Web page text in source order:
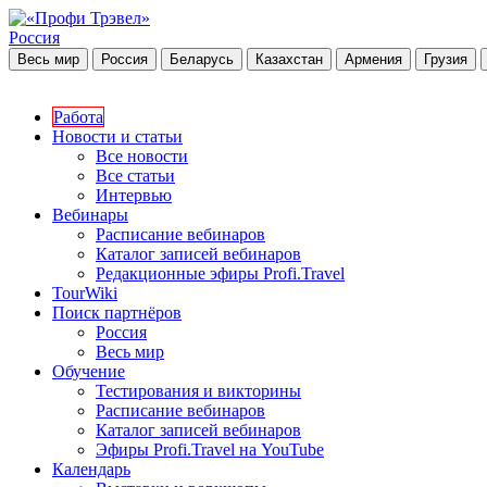
Россия
Весь мир Россия Беларусь Казахстан Армения Грузия
Работа
Новости и статьи
Все новости
Все статьи
Интервью
Вебинары
Расписание вебинаров
Каталог записей вебинаров
Редакционные эфиры Profi.Travel
TourWiki
Поиск партнёров
Россия
Весь мир
Обучение
Тестирования и викторины
Расписание вебинаров
Каталог записей вебинаров
Эфиры Profi.Travel на YouTube
Календарь